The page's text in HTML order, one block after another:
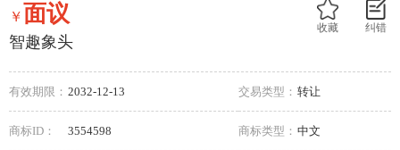
纠错
收藏
￥面议
智趣象头
有效期限： 2032-12-13 交易类型： 转让
商标ID： 3554598 商标类型： 中文